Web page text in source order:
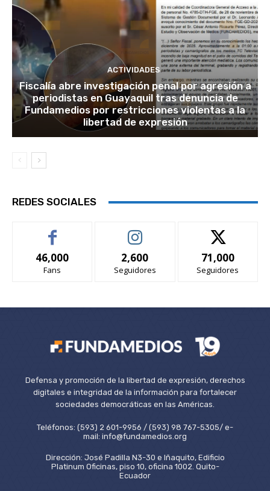
ACTIVIDADES
Fiscalía abre investigación penal por agresión a
periodistas en Guayaquil tras denuncia de
Fundamedios por restricciones violentas a la
libertad de expresión
REDES SOCIALES
46,000
Fans
2,600
Seguidores
71,000
Seguidores
Defensa y promoción de la libertad de expresión, derechos
digitales e integridad de la información para fortalecer
sociedades democráticas en las Américas.
Teléfonos: (593) 2 601-9956 / (593) 98 767-5305/ e-
mail: info@fundamedios.org
Dirección: José Padilla N3-30 e Iñaquito, Edificio
Platinum Oficinas, piso 10, oficina 1002. Quito-
Ecuador